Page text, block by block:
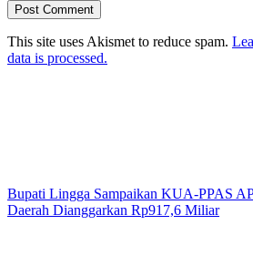
This site uses Akismet to reduce spam.
data is processed.
Bupati Lingga Sampaikan KUA-PPAS
Daerah Dianggarkan Rp917,6 Miliar